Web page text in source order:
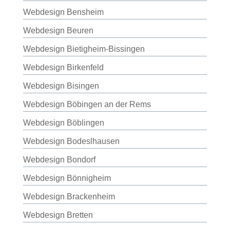
Webdesign Bensheim
Webdesign Beuren
Webdesign Bietigheim-Bissingen
Webdesign Birkenfeld
Webdesign Bisingen
Webdesign Böbingen an der Rems
Webdesign Böblingen
Webdesign Bodeslhausen
Webdesign Bondorf
Webdesign Bönnigheim
Webdesign Brackenheim
Webdesign Bretten